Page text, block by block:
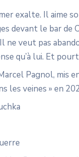
exalte. Il aime
devant le bar de
ne veut pas
qu’à lui. Et
Pagnol, mis
les veines » en